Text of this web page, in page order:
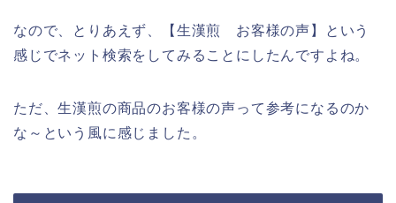
なので、とりあえず、【生漢煎 お客様の声】という
感じでネット検索をしてみることにしたんですよね。
ただ、生漢煎の商品のお客様の声って参考になるのか
な～という風に感じました。